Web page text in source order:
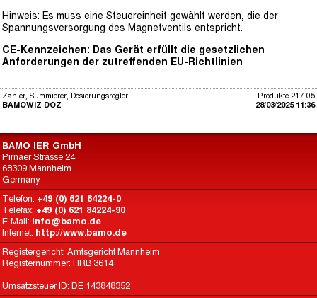
Hinweis: Es muss eine Steuereinheit gewählt werden, die der
Spannungsversorgung des Magnetventils entspricht.
CE-Kennzeichen: Das Gerät erfüllt die gesetzlichen
Anforderungen der zutreffenden EU-Richtlinien
Produkte 217-05
28/03/2025 11:36
Zähler, Summierer, Dosierungsregler
BAMOWIZ DOZ
BAMO IER GmbH
Pirnaer Strasse 24
68309 Mannheim
Germany
Telefon: +49 (0) 621 84224-0
Telefax: +49 (0) 621 84224-90
E-Mail: info@bamo.de
Internet: http://www.bamo.de
Registergericht: Amtsgericht Mannheim
Registernummer: HRB 3614
Umsatzsteuer ID: DE 143848352